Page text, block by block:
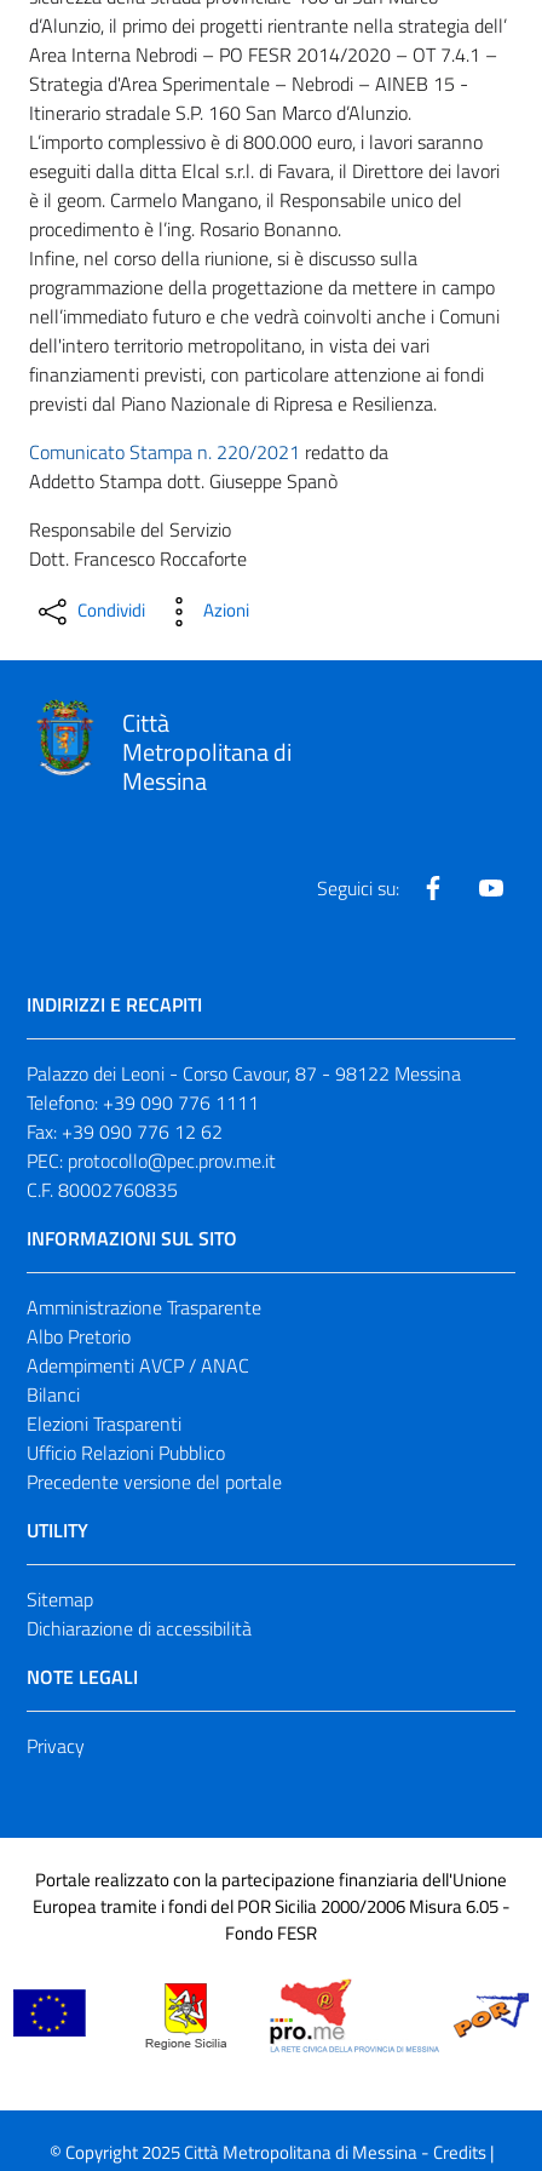
d’Alunzio, il primo dei progetti rientrante nella strategia dell’
Area Interna Nebrodi – PO FESR 2014/2020 – OT 7.4.1 –
Strategia d'Area Sperimentale – Nebrodi – AINEB 15 -
Itinerario stradale S.P. 160 San Marco d’Alunzio.
L’importo complessivo è di 800.000 euro, i lavori saranno
eseguiti dalla ditta Elcal s.r.l. di Favara, il Direttore dei lavori
è il geom. Carmelo Mangano, il Responsabile unico del
procedimento è l’ing. Rosario Bonanno.
Infine, nel corso della riunione, si è discusso sulla
programmazione della progettazione da mettere in campo
nell’immediato futuro e che vedrà coinvolti anche i Comuni
dell'intero territorio metropolitano, in vista dei vari
finanziamenti previsti, con particolare attenzione ai fondi
previsti dal Piano Nazionale di Ripresa e Resilienza.
Comunicato Stampa n. 220/2021 redatto da
Addetto Stampa dott. Giuseppe Spanò
Responsabile del Servizio
Dott. Francesco Roccaforte
Condividi Azioni
Città
Metropolitana di
Messina
Seguici su: Facebook
INDIRIZZI E RECAPITI
Palazzo dei Leoni - Corso Cavour, 87 - 98122 Messina
Telefono: +39 090 776 1111
Fax: +39 090 776 12 62
PEC: protocollo@pec.prov.me.it
C.F. 80002760835
INFORMAZIONI SUL SITO
Amministrazione Trasparente
Albo Pretorio
Adempimenti AVCP / ANAC
Bilanci
Elezioni Trasparenti
Ufficio Relazioni Pubblico
Precedente versione del portale
UTILITY
Sitemap
Dichiarazione di accessibilità
NOTE LEGALI
Privacy
Portale realizzato con la partecipazione finanziaria dell'Unione
Europea tramite i fondi del POR Sicilia 2000/2006 Misura 6.05 -
Fondo FESR
© Copyright 2025 Città Metropolitana di Messina -Credits|